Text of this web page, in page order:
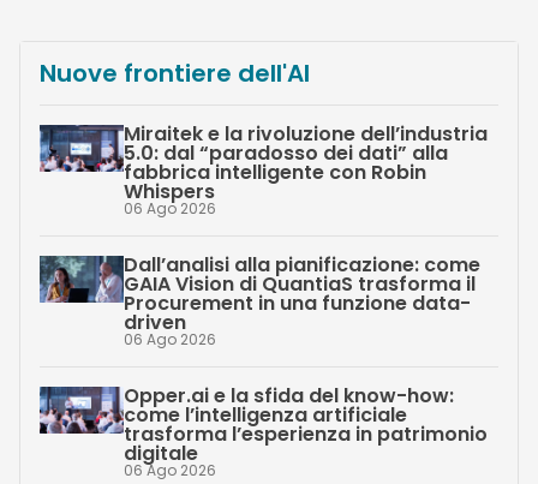
Nuove frontiere dell'AI
Miraitek e la rivoluzione dell’industria
5.0: dal “paradosso dei dati” alla
fabbrica intelligente con Robin
Whispers
06 Ago 2026
Dall’analisi alla pianificazione: come
GAIA Vision di QuantiaS trasforma il
Procurement in una funzione data-
driven
06 Ago 2026
Opper.ai e la sfida del know-how:
come l’intelligenza artificiale
trasforma l’esperienza in patrimonio
digitale
06 Ago 2026